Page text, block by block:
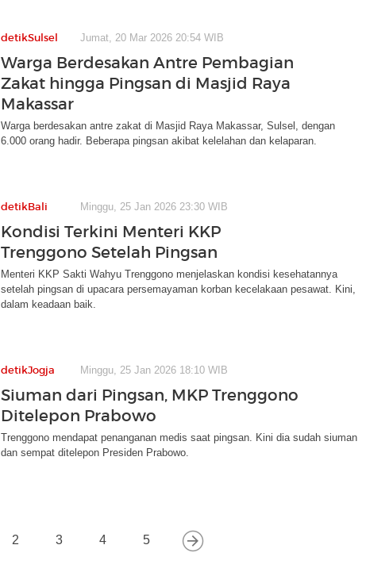
detikSulsel Jumat, 20 Mar 2026 20:54 WIB
Warga Berdesakan Antre Pembagian
Zakat hingga Pingsan di Masjid Raya
Makassar
Warga berdesakan antre zakat di Masjid Raya Makassar, Sulsel, dengan
6.000 orang hadir. Beberapa pingsan akibat kelelahan dan kelaparan.
detikBali Minggu, 25 Jan 2026 23:30 WIB
Kondisi Terkini Menteri KKP
Trenggono Setelah Pingsan
Menteri KKP Sakti Wahyu Trenggono menjelaskan kondisi kesehatannya
setelah pingsan di upacara persemayaman korban kecelakaan pesawat. Kini,
dalam keadaan baik.
detikJogja Minggu, 25 Jan 2026 18:10 WIB
Siuman dari Pingsan, MKP Trenggono
Ditelepon Prabowo
Trenggono mendapat penanganan medis saat pingsan. Kini dia sudah siuman
dan sempat ditelepon Presiden Prabowo.
2 3 4 5